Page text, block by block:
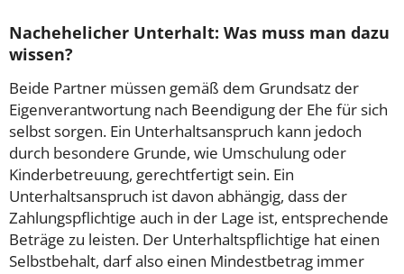
Nachehelicher Unterhalt: Was muss man dazu
wissen?
Beide Partner müssen gemäß dem Grundsatz der
Eigenverantwortung nach Beendigung der Ehe für sich
selbst sorgen. Ein Unterhaltsanspruch kann jedoch
durch besondere Grunde, wie Umschulung oder
Kinderbetreuung, gerechtfertigt sein. Ein
Unterhaltsanspruch ist davon abhängig, dass der
Zahlungspflichtige auch in der Lage ist, entsprechende
Beträge zu leisten. Der Unterhaltspflichtige hat einen
Selbstbehalt, darf also einen Mindestbetrag immer